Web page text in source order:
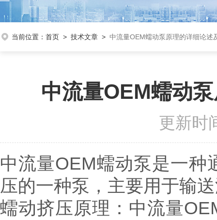
当前位置： 首页 > 技术文章 > 中流量OEM蠕动泵原理的详细论述
中流量OEM蠕动
更新时
中流量OEM蠕动泵是一种
压的一种泵，主要用于输
蠕动挤压原理：中流量